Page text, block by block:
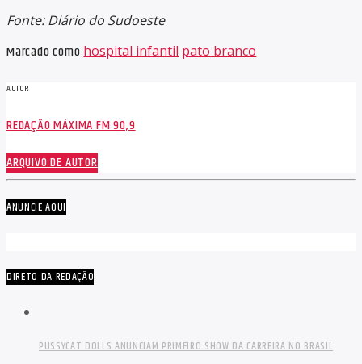
Fonte: Diário do Sudoeste
Marcado comohospital infantil pato branco
AUTOR
REDAÇÃO MÁXIMA FM 90,9
ARQUIVO DE AUTOR
ANUNCIE AQUI
DIRETO DA REDAÇÃO
PUSSYCAT DOLLS ANUNCIAM PRIMEIRO SHOW DA CARREIRA NO BRASIL